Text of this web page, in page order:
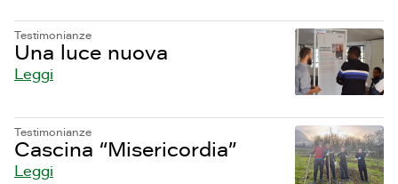
Testimonianze
Una luce nuova
Leggi
Testimonianze
Cascina “Misericordia”
Leggi